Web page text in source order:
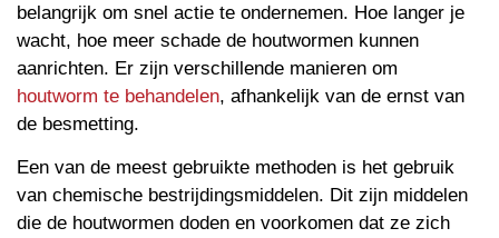
belangrijk om snel actie te ondernemen. Hoe langer je
wacht, hoe meer schade de houtwormen kunnen
aanrichten. Er zijn verschillende manieren om
houtworm te behandelen, afhankelijk van de ernst van
de besmetting.
Een van de meest gebruikte methoden is het gebruik
van chemische bestrijdingsmiddelen. Dit zijn middelen
die de houtwormen doden en voorkomen dat ze zich